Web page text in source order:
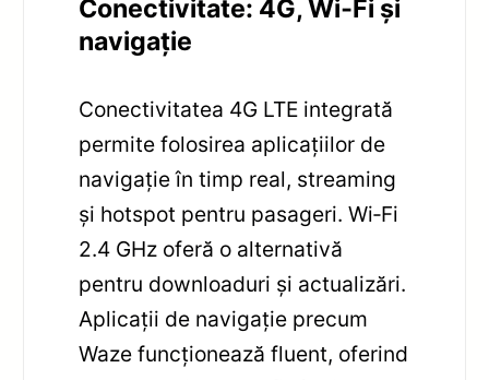
Conectivitate: 4G, Wi‑Fi și
navigație
Conectivitatea 4G LTE integrată
permite folosirea aplicațiilor de
navigație în timp real, streaming
și hotspot pentru pasageri. Wi‑Fi
2.4 GHz oferă o alternativă
pentru downloaduri și actualizări.
Aplicații de navigație precum
Waze funcționează fluent, oferind